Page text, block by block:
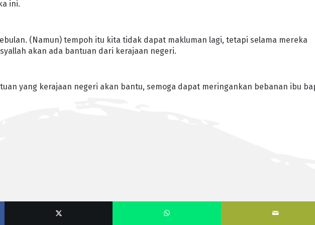
ini.
(Namun) tempoh itu kita tidak dapat makluman lagi, tetapi selama mereka
akan ada bantuan dari kerajaan negeri.
yang kerajaan negeri akan bantu, semoga dapat meringankan bebanan ibu